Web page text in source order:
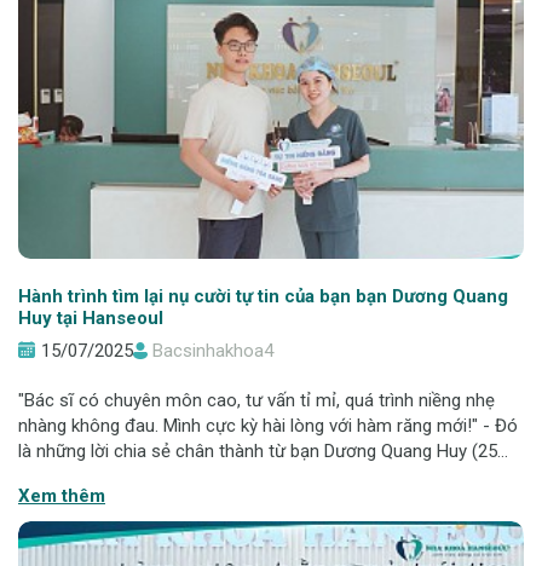
Hành trình tìm lại nụ cười tự tin của bạn bạn Dương Quang
Huy tại Hanseoul
15/07/2025
Bacsinhakhoa4
"Bác sĩ có chuyên môn cao, tư vấn tỉ mỉ, quá trình niềng nhẹ
nhàng không đau. Mình cực kỳ hài lòng với hàm răng mới!" - Đó
là những lời chia sẻ chân thành từ bạn Dương Quang Huy (25
ti đến quyết tâm t
Xem thêm